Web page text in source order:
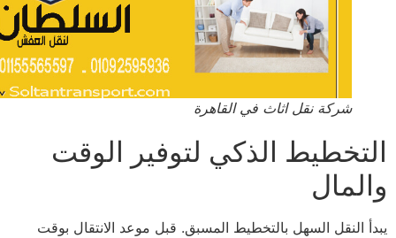
شركة نقل اثاث في القاهرة
الذكي لتوفير الوقت
النقل السهل بالتخطيط المسبق. قبل موعد الانتقال بوقت